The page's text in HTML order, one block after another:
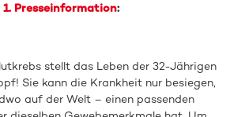
1. Presseinformation:
stellt das Leben der 32-Jährigen
Sie kann die Krankheit nur besiegen,
auf der Welt – einen passenden